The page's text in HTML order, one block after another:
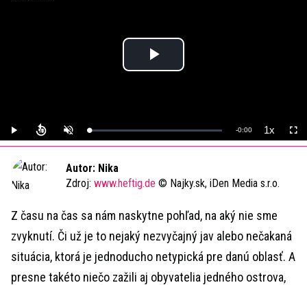
Play
Play UnmuteLoaded:
0%
Remaining
-0:00 1xPlayback
Rate
Autor: Nika
Zdroj: www.heftig.de © Najky.sk, iDen Media s.r.o.
Z času na čas sa nám naskytne pohľad, na aký nie sme
zvyknutí. Či už je to nejaký nezvyčajný jav alebo nečakaná
situácia, ktorá je jednoducho netypická pre danú oblasť. A
presne takéto niečo zažili aj obyvatelia jedného ostrova,